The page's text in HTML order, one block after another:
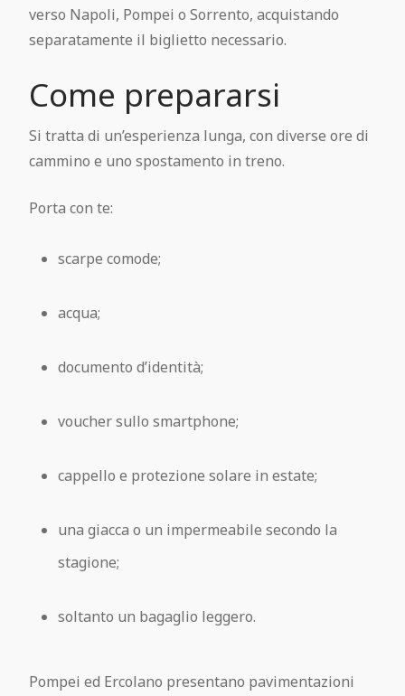
verso Napoli, Pompei o Sorrento, acquistando
separatamente il biglietto necessario.
Come prepararsi
Si tratta di un’esperienza lunga, con diverse ore di
cammino e uno spostamento in treno.
Porta con te:
scarpe comode;
acqua;
documento d’identità;
voucher sullo smartphone;
cappello e protezione solare in estate;
una giacca o un impermeabile secondo la
stagione;
soltanto un bagaglio leggero.
Pompei ed Ercolano presentano pavimentazioni